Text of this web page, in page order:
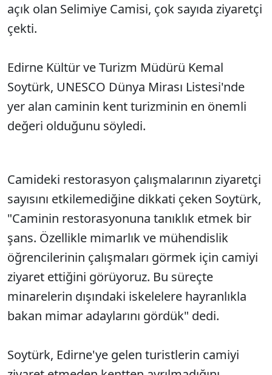
açık olan Selimiye Camisi, çok sayıda ziyaretçi
çekti.
Edirne Kültür ve Turizm Müdürü Kemal
Soytürk, UNESCO Dünya Mirası Listesi'nde
yer alan caminin kent turizminin en önemli
değeri olduğunu söyledi.
Camideki restorasyon çalışmalarının ziyaretçi
sayısını etkilemediğine dikkati çeken Soytürk,
"Caminin restorasyonuna tanıklık etmek bir
şans. Özellikle mimarlık ve mühendislik
öğrencilerinin çalışmaları görmek için camiyi
ziyaret ettiğini görüyoruz. Bu süreçte
minarelerin dışındaki iskelelere hayranlıkla
bakan mimar adaylarını gördük" dedi.
Soytürk, Edirne'ye gelen turistlerin camiyi